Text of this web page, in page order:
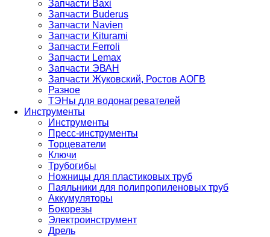
Запчасти Baxi
Запчасти Buderus
Запчасти Navien
Запчасти Kiturami
Запчасти Ferroli
Запчасти Lemax
Запчасти ЭВАН
Запчасти Жуковский, Ростов АОГВ
Разное
ТЭНы для водонагревателей
Инструменты
Инструменты
Пресс-инструменты
Торцеватели
Ключи
Трубогибы
Ножницы для пластиковых труб
Паяльники для полипропиленовых труб
Аккумуляторы
Бокорезы
Электроинструмент
Дрель